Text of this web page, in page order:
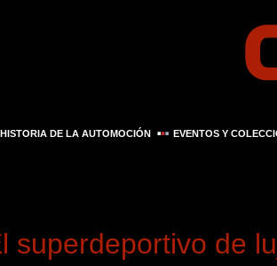
HISTORIA DE LA AUTOMOCIÓN EVENTOS Y
superdeportivo de